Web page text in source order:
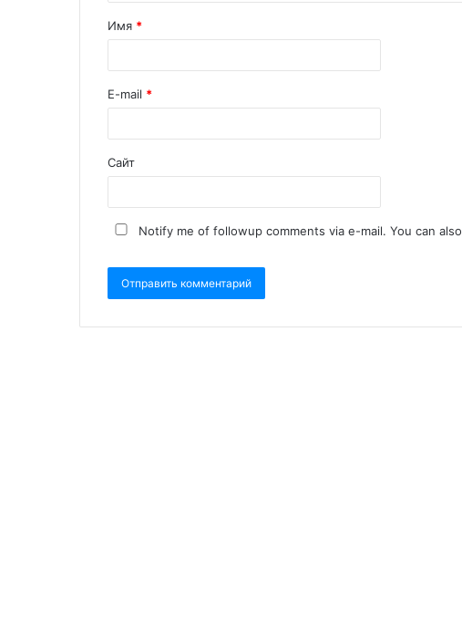
Имя *
E-mail *
Сайт
Notify me of followup comments via e-mail. You can also